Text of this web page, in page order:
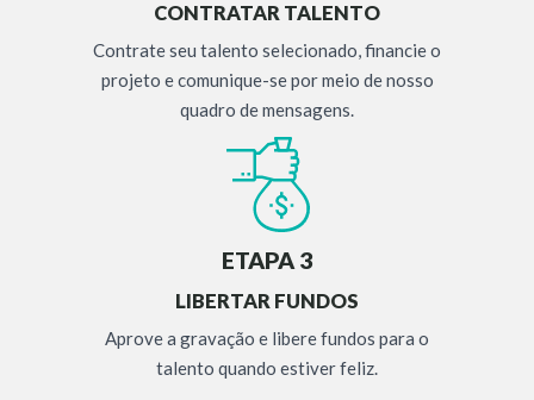
CONTRATAR TALENTO
Contrate seu talento selecionado, financie o
projeto e comunique-se por meio de nosso
quadro de mensagens.
ETAPA 3
LIBERTAR FUNDOS
Aprove a gravação e libere fundos para o
talento quando estiver feliz.